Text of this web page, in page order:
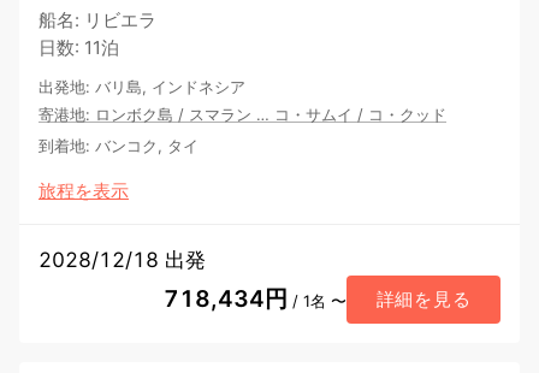
船名: リビエラ
日数: 11泊
出発地: バリ島, インドネシア
寄港地: ロンボク島 / スマラン … コ・サムイ / コ・クッド
到着地: バンコク, タイ
旅程を表示
2028/12/18 出発
718,434円 / 1名 〜 詳細を見る